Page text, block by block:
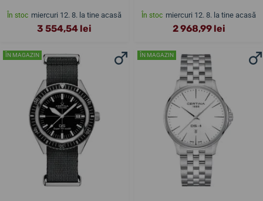
În stoc miercuri 12. 8. la tine acasă
3 554,54 lei
În stoc miercuri 12. 8. la tine acasă
2 968,99 lei
ÎN MAGAZIN ÎN MAGAZIN